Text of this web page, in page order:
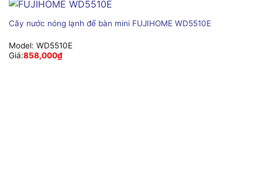
Cây nước nóng lạnh để bàn mini FUJIHOME WD5510E
Model: WD5510E
Giá:858,000₫